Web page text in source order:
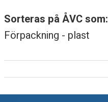
a
s
t
Sorteras på ÅVC som:
Förpackning - plast